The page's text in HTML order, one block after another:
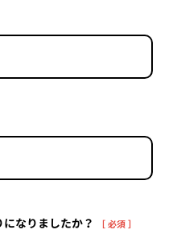
になりましたか？ ［ 必須 ］